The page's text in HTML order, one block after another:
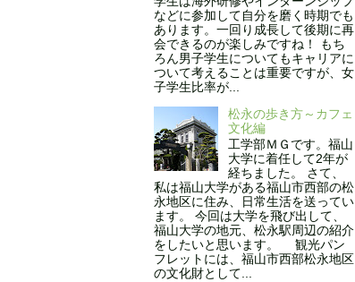
などに参加して自分を磨く時期でも
あります。一回り成長して後期に再
会できるのが楽しみですね！ もち
ろん男子学生についてもキャリアに
ついて考えることは重要ですが、女
子学生比率が...
松永の歩き方～カフェ
文化編
工学部ＭＧです。福山
大学に着任して2年が
経ちました。 さて、
私は福山大学がある福山市西部の松
永地区に住み、日常生活を送ってい
ます。 今回は大学を飛び出して、
福山大学の地元、松永駅周辺の紹介
をしたいと思います。 観光パン
フレットには、福山市西部松永地区
の文化財として...